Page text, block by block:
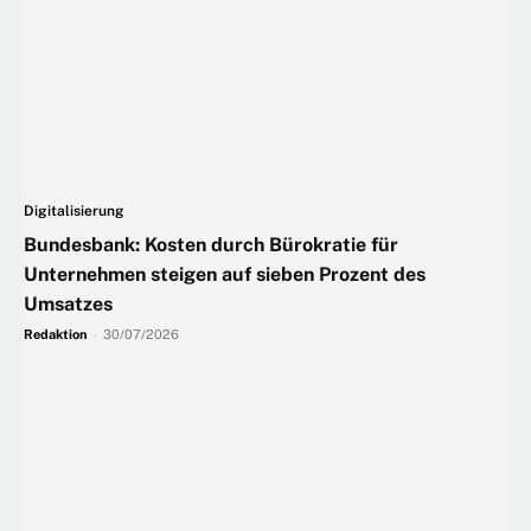
Digitalisierung
Bundesbank: Kosten durch Bürokratie für
Unternehmen steigen auf sieben Prozent des
Umsatzes
Redaktion 30/07/2026